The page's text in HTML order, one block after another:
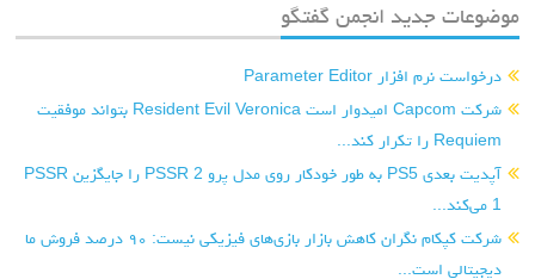
موضوعات جدید انجمن گفتگو
درخواست نرم افزار Parameter Editor
شرکت Capcom امیدوار است Resident Evil Veronica بتواند موفقیت
Requiem را تکرار کند...
آپدیت بعدی PS5 به طور خودکار روی مدل پرو PSSR 2 را جایگزین PSSR
1 می‌کند...
شرکت کپکام نگران کاهش بازار بازی‌های فیزیکی نیست: ۹۰ درصد فروش ما
دیجیتالی است...